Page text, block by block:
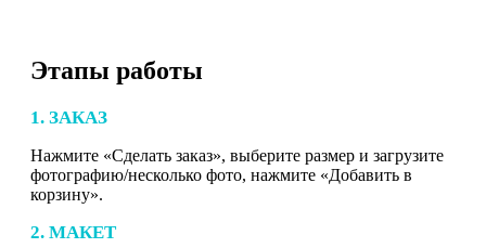
Этапы работы
1. ЗАКАЗ
Нажмите «Сделать заказ», выберите размер и загрузите
фотографию/несколько фото, нажмите «Добавить в
корзину».
2. МАКЕТ